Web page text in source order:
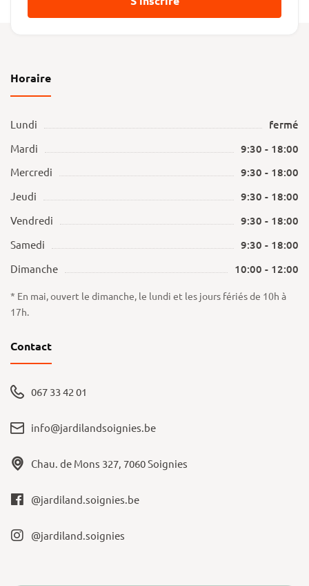
Horaire
Lundi fermé
Mardi 9:30 - 18:00
Mercredi 9:30 - 18:00
Jeudi 9:30 - 18:00
Vendredi 9:30 - 18:00
Samedi 9:30 - 18:00
Dimanche 10:00 - 12:00
* En mai, ouvert le dimanche, le lundi et les jours fériés de 10h à
17h.
Contact
067 33 42 01
info@jardilandsoignies.be
Chau. de Mons 327, 7060 Soignies
@jardiland.soignies.be
@jardiland.soignies